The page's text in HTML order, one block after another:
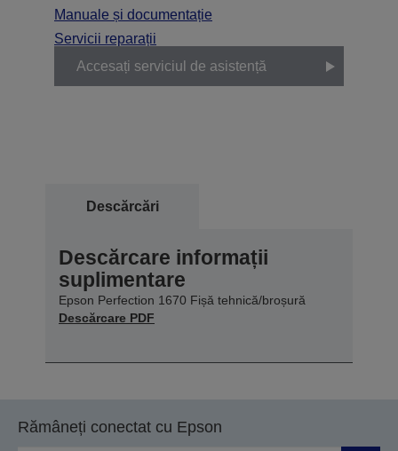
Manuale și documentație
Servicii reparații
Accesați serviciul de asistență
Descărcări
Descărcare informații
suplimentare
Epson Perfection 1670 Fișă tehnică/broșură
Descărcare PDF
Rămâneți conectat cu Epson